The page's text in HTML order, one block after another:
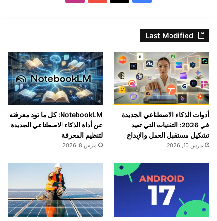
Last Modified
أدوات الذكاء الاصطناعي الجديدة
في 2026: التقنيات التي تعيد
تشكيل مستقبل العمل والإبداع
مارس 10, 2026
NotebookLM: كل ما تود معرفته
عن أداة الذكاء الاصطناعي الجديدة
لتنظيم المعرفة
مارس 8, 2026